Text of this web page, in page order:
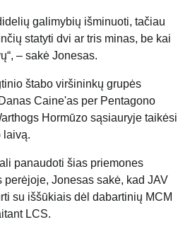
galimybių išminuoti, tačiau
statyti dvi ar tris minas, be kai
– sakė Jonesas.
štabo viršininkų grupės
Caine'as per Pentagono
Hormūzo sąsiauryje taikėsi
laivą.
panaudoti šias priemones
perėjoje, Jonesas sakė, kad JAV
su iššūkiais dėl dabartinių MCM
LCS.